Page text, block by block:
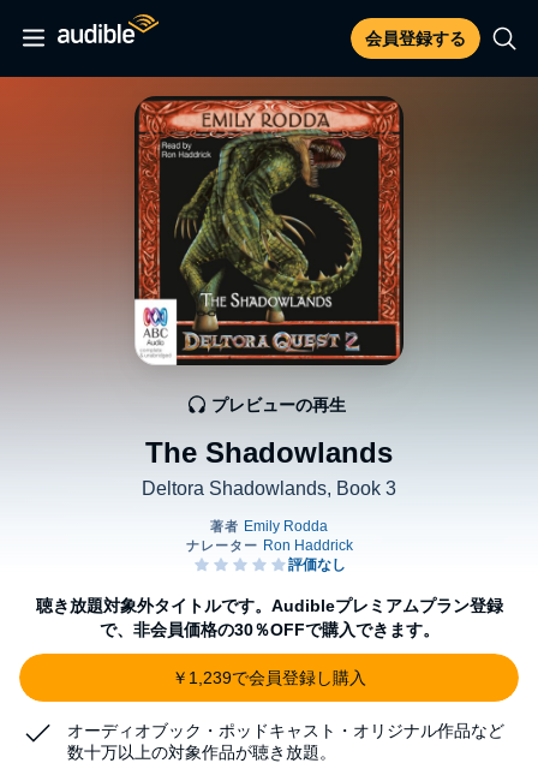
会員登録する
The Shadowlands
Deltora Shadowlands, Book 3
プレビューの再生
聴き放題対象外タイトルです。Audibleプレミアムプラン登録
で、非会員価格の30％OFFで購入できます。
￥1,239で会員登録し購入
オーディオブック・ポッドキャスト・オリジナル作品など
数十万以上の対象作品が聴き放題。